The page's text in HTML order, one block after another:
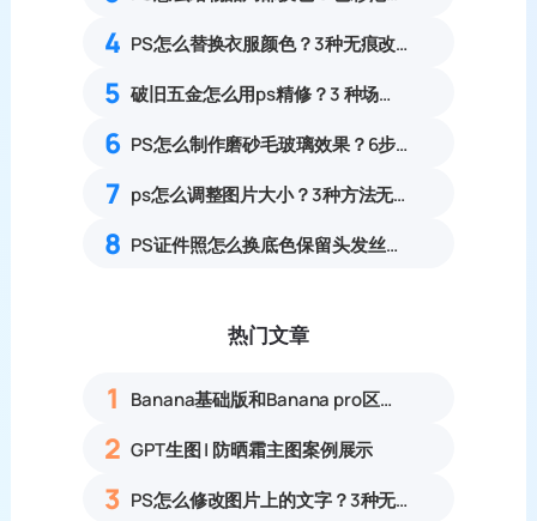
4 PS怎么替换衣服颜色？3种无痕改色保留纹理零基础教程
5 破旧五金怎么用ps精修？3 种场景对应方法（新手一看就会）
6 PS怎么制作磨砂毛玻璃效果？6步零基础做出高级通透磨砂质感教程
7 ps怎么调整图片大小？3种方法无损放大插件教程
8 PS证件照怎么换底色保留头发丝细节？3步解决抠图白边杂边完整教程
热门文章
1 Banana基础版和Banana pro区别对比丨具体案例应用+使用教程
2 GPT生图 | 防晒霜主图案例展示
3 PS怎么修改图片上的文字？3种无痕改字方法，新手也能搞定